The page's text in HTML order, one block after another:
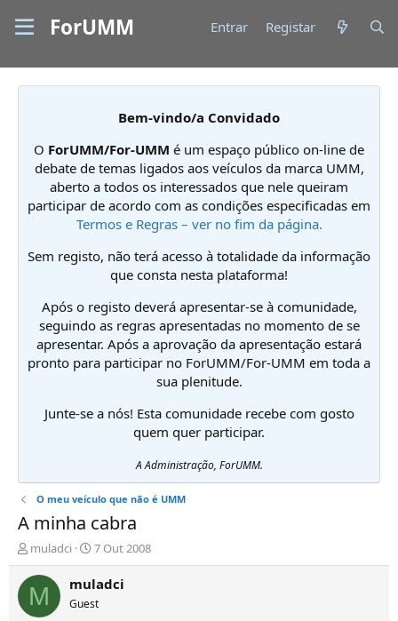
ForUMM Entrar Registar
Bem-vindo/a Convidado
O ForUMM/For-UMM é um espaço público on-line de
debate de temas ligados aos veículos da marca UMM,
aberto a todos os interessados que nele queiram
participar de acordo com as condições especificadas em
Termos e Regras – ver no fim da página.
Sem registo, não terá acesso à totalidade da informação
que consta nesta plataforma!
Após o registo deverá apresentar-se à comunidade,
seguindo as regras apresentadas no momento de se
apresentar. Após a aprovação da apresentação estará
pronto para participar no ForUMM/For-UMM em toda a
sua plenitude.
Junte-se a nós! Esta comunidade recebe com gosto
quem quer participar.
A Administração, ForUMM.
O meu veículo que não é UMM
A minha cabra
I
n
i
c
i
muladci
D
a
t
d
7 Out 2008
M muladci
Guest